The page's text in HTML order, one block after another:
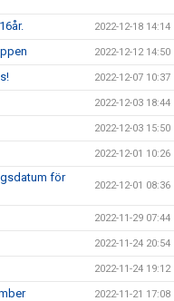
2022-12-18 14:14
2022-12-12 14:50
2022-12-07 10:37
2022-12-03 18:44
2022-12-03 15:50
2022-12-01 10:26
för
2022-12-01 08:36
2022-11-29 07:44
2022-11-24 20:54
2022-11-24 19:12
2022-11-21 17:08